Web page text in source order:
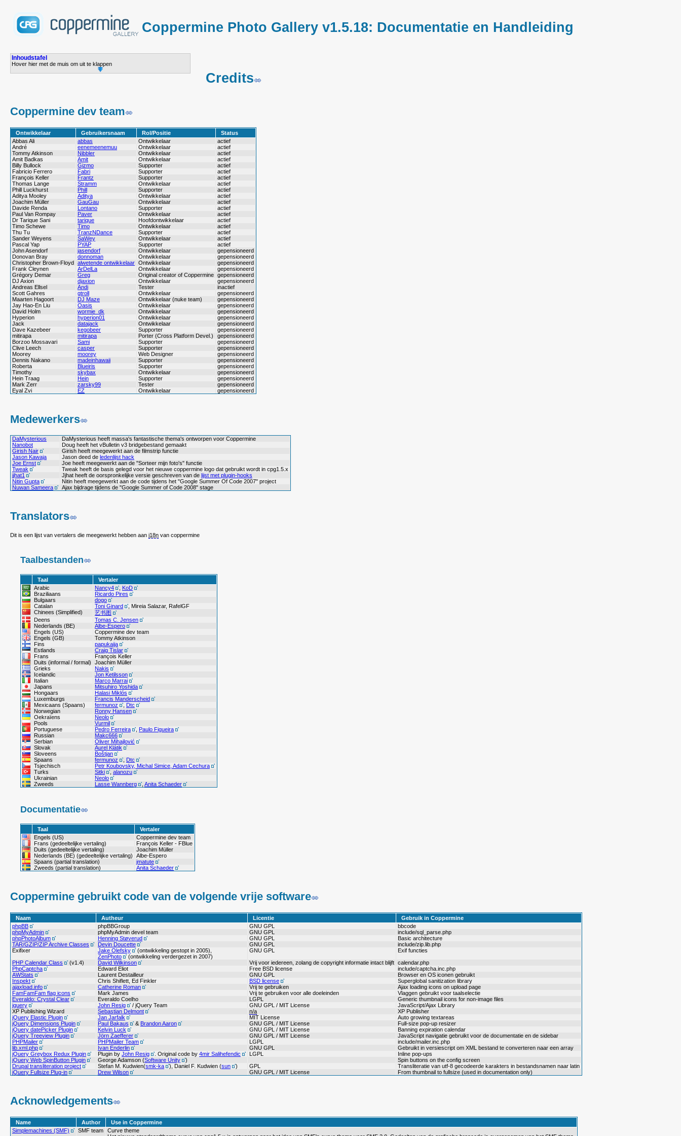
Coppermine Photo Gallery v1.5.18: Documentatie en Handleiding
Inhoudstafel
Hover hier met de muis om uit te klappen
Credits
Coppermine dev team
Ontwikkelaar Gebruikersnaam Rol/Positie
Status
Abbas Ali
abbas Ontwikkelaar
actief
André
eenemeenemuu Ontwikkelaar
actief
Tommy Atkinson
Nibbler Ontwikkelaar
actief
Amit Badkas
Amit Ontwikkelaar
actief
Billy Bullock
Gizmo Supporter
actief
Fabricio Ferrero
Fabri Supporter
actief
François Keller
Frantz Supporter
actief
Thomas Lange
Stramm Ontwikkelaar
actief
Phill Luckhurst
Phill Supporter
actief
Aditya Mooley
Aditya Ontwikkelaar
actief
Joachim Müller
GauGau Ontwikkelaar
actief
Davide Renda
Lontano Supporter
actief
Paul Van Rompay
Paver Ontwikkelaar
actief
Dr Tarique Sani
tarique Hoofdontwikkelaar
actief
Timo Schewe
Timo Ontwikkelaar
actief
Thu Tu
TranzNDance Supporter
actief
Sander Weyens
SaWey Ontwikkelaar
actief
Pascal Yap
PYAP Supporter
actief
John Asendorf
jasendorf Ontwikkelaar
gepensioneerd
Donovan Bray
donnoman Ontwikkelaar
gepensioneerd
Christopher Brown-Floyd alwetende ontwikkelaar Ontwikkelaar
gepensioneerd
Frank Cleynen
ArDelLa Ontwikkelaar
gepensioneerd
Grégory Demar
Greg Original creator of Coppermine gepensioneerd
DJ Axion
djaxion Ontwikkelaar
gepensioneerd
Andreas Ellsel
Andi Tester
inactief
Scott Gahres
gtroll Ontwikkelaar
gepensioneerd
Maarten Hagoort
DJ Maze Ontwikkelaar (nuke team)
gepensioneerd
Jay Hao-En Liu
Oasis Ontwikkelaar
gepensioneerd
David Holm
wormie_dk Ontwikkelaar
gepensioneerd
Hyperion
hyperion01 Ontwikkelaar
gepensioneerd
Jack
datajack Ontwikkelaar
gepensioneerd
Dave Kazebeer
kegobeer Supporter
gepensioneerd
mitirapa
mitirapa Porter (Cross Platform Devel.)
gepensioneerd
Borzoo Mossavari
Sami Supporter
gepensioneerd
Clive Leech
casper Supporter
gepensioneerd
Moorey
moorey Web Designer
gepensioneerd
Dennis Nakano
madeinhawaii Supporter
gepensioneerd
Roberta
Blueiris Supporter
gepensioneerd
Timothy
skybax Ontwikkelaar
gepensioneerd
Hein Traag
Hein Supporter
gepensioneerd
Mark Zerr
zarsky99 Tester
gepensioneerd
Eyal Zvi
EZ Ontwikkelaar gepensioneerd
Medewerkers
DaMysterious
DaMysterious heeft massa's fantastische thema's ontworpen voor Coppermine
Nanobot
Doug heeft het vBulletin v3 bridgebestand gemaakt
Girish Nair
Girish heeft meegewerkt aan de filmstrip functie
Jason Kawaja
Jason deed de ledenlijst hack
Joe Ernst
Joe heeft meegewerkt aan de "Sorteer mijn foto's" functie
Tweak
Tweak heeft de basis gelegd voor het nieuwe coppermine logo dat gebruikt wordt in cpg1.5.x
jjhat1
Jjhat heeft de oorspronkelijke versie geschreven van de lijst met plugin-hooks
Nitin Gupta
Nitin heeft meegewerkt aan de code tijdens het "Google Summer Of Code 2007" project
Nuwan Sameera
Ajax bijdrage tijdens de "Google Summer of Code 2008" stage
Translators
Dit is een lijst van vertalers die meegewerkt hebben aan i18n van coppermine
Taalbestanden
Taal
Vertaler
Arabic
Nancy4
KoD
Braziliaans
Ricardo Pires
Bulgaars
dogo
Catalan
Toni Ginard
, Mireia Salazar, RafelGF
Chinees (Simplified)
艺书图
Deens
Tomas C. Jensen
Nederlands (BE)
Albe-Espero
Engels (US)
Coppermine dev team
Engels (GB)
Tommy Atkinson
Fins
papukaija
Estlands
Craig Tislar
Frans
François Keller
Duits (informal / formal)
Joachim Müller
Grieks
Nakis
Icelandic
Jon Ketilsson
Italian
Marco Marrai
Japans
Mitsuhiro Yoshida
Hongaars
Halasi Miklós
Luxemburgs
Francis Manderscheid
Mexicaans (Spaans)
fermunoz
Dtc
Norwegian
Ronny Hansen
Oekraïens
Neolo
Pools
Vurmil
Portuguese
Pedro Ferreira
Paulo Figueira
Russian
Makc666
Serbian
Oliver Mihajlović
Slovak
Aurel Klátik
Sloveens
Boštjan
Spaans
fermunoz
Dtc
Tsjechisch
Petr Koubovsky, Michal Simice, Adam Cechura
Turks
Sitki
alanozu
Ukrainian
Neolo
Zweeds
Lasse Wannberg Anita Schaeder
Documentatie
Taal
Vertaler
Engels (US)
Coppermine dev team
Frans (gedeeltelijke vertaling)
François Keller - FBlue
Duits (gedeeltelijke vertaling)
Joachim Müller
Nederlands (BE) (gedeeltelijke vertaling)
Albe-Espero
Spaans (partial translation)
jmatute
Zweeds (partial translation)
Anita Schaeder
Coppermine gebruikt code van de volgende vrije software
Naam Autheur Licentie
Gebruik in Coppermine
phpBB
phpBBGroup GNU GPL
bbcode
phpMyAdmin
phpMyAdmin devel team GNU GPL
include/sql_parse.php
phpPhotoAlbum
Henning Støverud GNU GPL
Basic architecture
TAR/GZIP/ZIP Archive Classes
Devin Doucette GNU GPL
include/zip.lib.php
Exifixer
Jake Olefsky
(ontwikkeling gestopt in 2005),
ZenPhoto
(ontwikkeling verdergezet in 2007)
GNU GPL
Exif functies
PHP Calendar Class
(v1.4) David Wilkinson Vrij voor iedereen, zolang de copyright informatie intact blijft calendar.php
PhpCaptcha
Edward Eliot Free BSD license
include/captcha.inc.php
AWStats
Laurent Destailleur GNU GPL
Browser en OS iconen gebruikt
Inspekt
Chris Shiflett, Ed Finkler BSD license
Superglobal sanitization library
ajaxload.info
Catherine Roman Vrij te gebruiken
Ajax loading icons on upload page
FamFamFam flag icons
Mark James Vrij te gebruiken voor alle doeleinden
Vlaggen gebruikt voor taalselectie
Everaldo: Crystal Clear
Everaldo Coelho LGPL
Generic thumbnail icons for non-image files
jquery
John Resig / jQuery Team GNU GPL / MIT License
JavaScript/Ajax Library
XP Publishing Wizard
Sebastian Delmont n/a
XP Publisher
jQuery Elastic Plugin
Jan Jarfalk MIT License
Auto growing textareas
jQuery Dimensions Plugin
Paul Bakaus & Brandon Aaron GNU GPL / MIT License
Full-size pop-up resizer
jQuery datePicker Plugin
Kelvin Luck GNU GPL / MIT License
Banning expiration calendar
jQuery Treeview Plugin
Jörn Zaefferer GNU GPL / MIT License
JavaScript navigatie gebruikt voor de documentatie en de sidebar
PHPMailer
PHPMailer Team LGPL
include/mailer.inc.php
lib.xml.php
Ivan Enderlin GNU GPL
Gebruikt in versiescript om XML bestand te converteren naar een array
jQuery Greybox Redux Plugin
Plugin by John Resig . Original code by 4mir Salihefendic LGPL
Inline pop-ups
jQuery Web SpinButton Plugin
George Adamson (Software Unity )
Spin buttons on the config screen
Drupal transliteration project
Stefan M. Kudwien(smk-ka ), Daniel F. Kudwien (sun ) GPL
Transliteratie van utf-8 gecodeerde karakters in bestandsnamen naar latin
jQuery Fullsize Plug-in
Drew Wilson GNU GPL / MIT License From thumbnail to fullsize (used in documentation only)
Acknowledgements
Name Author
Use in Coppermine
Simplemachines (SMF)
SMF team
Curve theme